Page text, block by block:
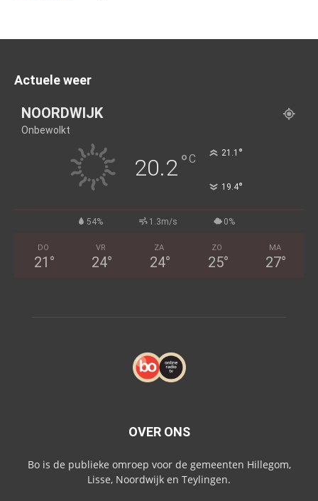
Actuele weer
NOORDWIJK
Onbewolkt
20.2°C 21.1 °
19.4°
54% 1.3m/s 0%
DO
21 °
VR
24°
ZA
24°
ZO
25°
MA
27°
OVER ONS
Bo is de publieke omroep voor de gemeenten Hillegom,
Lisse, Noordwijk en Teylingen.